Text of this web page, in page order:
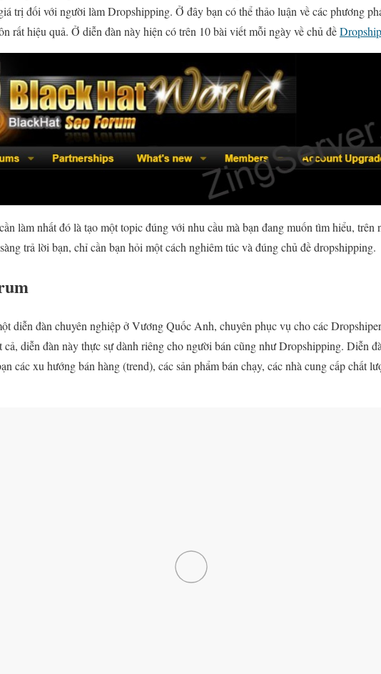
trị đối với người làm Dropshipping. Ở đây bạn có thể thảo luận về các phương
rất hiệu quả. Ở diễn đàn này hiện có trên 10 bài viết mỗi ngày về chủ đề
làm nhất đó là tạo một topic đúng với nhu cầu mà bạn đang muốn tìm hiểu, trên
trả lời bạn, chỉ cần bạn hỏi một cách nghiêm túc và đúng chủ đề dropshipping.
diễn đàn chuyên nghiệp ở Vương Quốc Anh, chuyên phục vụ cho các
cả, diễn đàn này thực sự dành riêng cho người bán cũng như Dropshipping. Diễn
các xu hướng bán hàng (trend), các sản phẩm bán chạy, các nhà cung cấp chất